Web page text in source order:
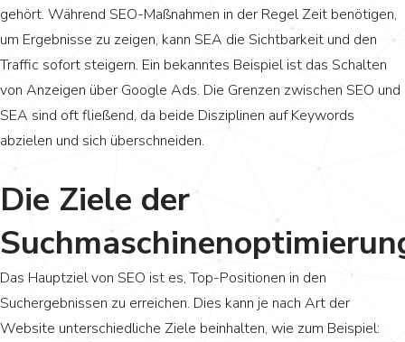
gehört. Während SEO-Maßnahmen in der Regel Zeit benötigen,
um Ergebnisse zu zeigen, kann SEA die Sichtbarkeit und den
Traffic sofort steigern. Ein bekanntes Beispiel ist das Schalten
von Anzeigen über Google Ads. Die Grenzen zwischen SEO und
SEA sind oft fließend, da beide Disziplinen auf Keywords
abzielen und sich überschneiden.
Die Ziele der
Das Hauptziel von SEO ist es, Top-Positionen in den
Suchergebnissen zu erreichen. Dies kann je nach Art der
Website unterschiedliche Ziele beinhalten, wie zum Beispiel: